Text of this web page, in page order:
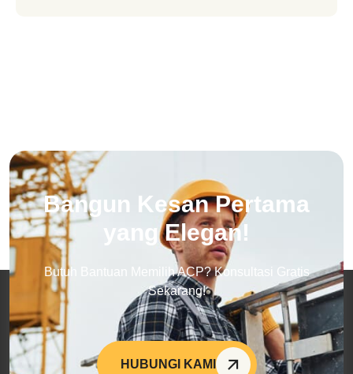
Bangun Kesan Pertama
yang Elegan!
Butuh Bantuan Memilih ACP? Konsultasi Gratis
Sekarang!
HUBUNGI KAMI